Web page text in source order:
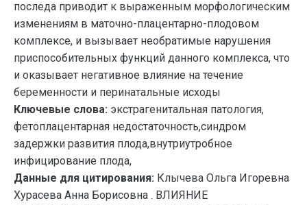
последа приводит к выраженным морфологическим
изменениям в маточно-плацентарно-плодовом
комплексе, и вызывает необратимые нарушения
приспособительных функций данного комплекса, что
и оказывает негативное влияние на течение
беременности и перинатальные исходы
Ключевые слова: экстрагенитальная патология,
фетоплацентарная недостаточность,синдром
задержки развития плода,внутриутробное
инфицирование плода,
Данные для цитирования: Клычева Ольга Игоревна
Хурасева Анна Борисовна . ВЛИЯНИЕ